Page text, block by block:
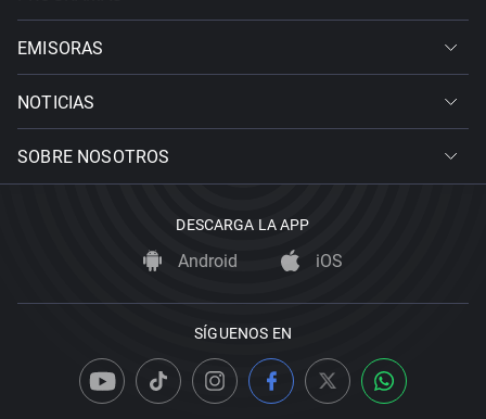
EMISORAS
NOTICIAS
SOBRE NOSOTROS
DESCARGA LA APP
Android iOS
SÍGUENOS EN